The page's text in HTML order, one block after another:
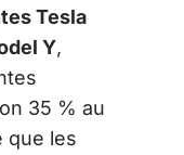
Tesla
Y,
35 % au
que les